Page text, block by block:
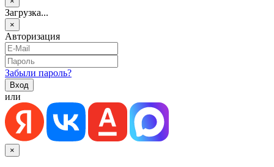
Загрузка...
×
Авторизация
Забыли пароль?
или
×